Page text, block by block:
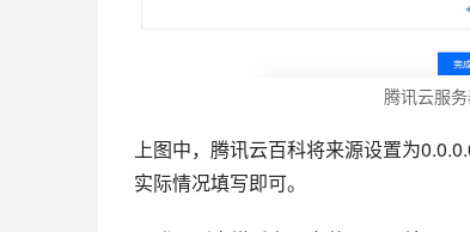
腾讯云服
上图中，腾讯云百科将来源设置为
实际情况填写即可。